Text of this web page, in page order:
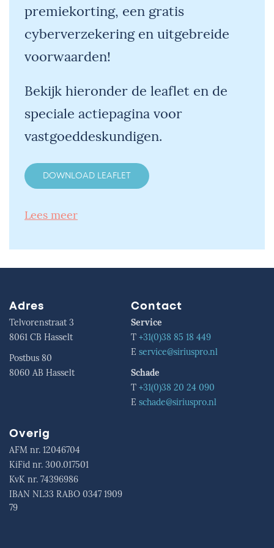
premiekorting, een gratis
cyberverzekering en uitgebreide
voorwaarden!
Bekijk hieronder de leaflet en de
speciale actiepagina voor
vastgoeddeskundigen.
DOWNLOAD LEAFLET
Lees meer
Adres
Telvorenstraat 3
8061 CB Hasselt
Postbus 80
8060 AB Hasselt
Contact
Service
T +31(0)38 85 18 449
E service@siriuspro.nl
Schade
T +31(0)38 20 24 090
E schade@siriuspro.nl
Overig
AFM nr. 12046704
KiFid nr. 300.017501
KvK nr. 74396986
IBAN NL33 RABO 0347 1909
79